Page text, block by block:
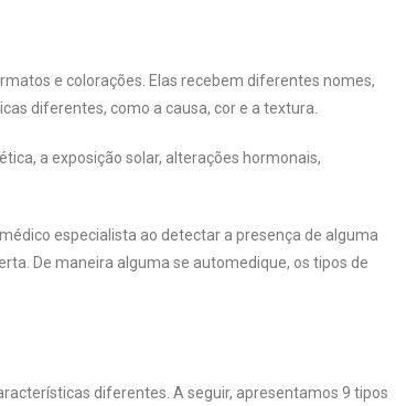
e colorações. Elas recebem diferentes nomes,
diferentes, como a causa, cor e a textura.
a exposição solar, alterações hormonais,
especialista ao detectar a presença de alguma
De maneira alguma se automedique, os tipos de
diferentes. A seguir, apresentamos 9 tipos